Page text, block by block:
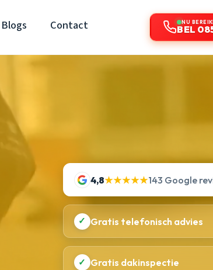
Blogs Contact NU
BEL
4,8★★★★★143 Google
✓ Gratis telefonisch advies
✓ Gratis dakinspectie